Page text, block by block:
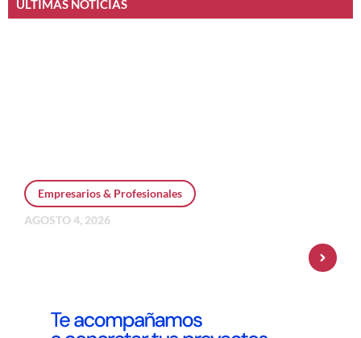
ÚLTIMAS NOTICIAS
Empresarios & Profesionales
AGOSTO 4, 2026